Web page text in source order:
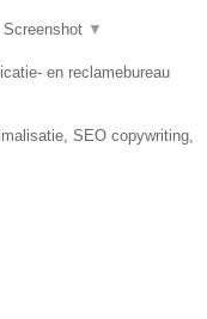
Screenshot ▼
en reclamebureau
SEO copywriting,